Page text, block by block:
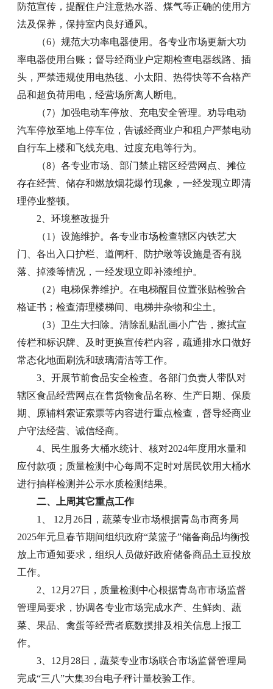
防范宣传，提醒住户注意热水器、煤气等正确的使用方
法及保养，保持室内良好通风。
（6）规范大功率电器使用。各专业市场更新大功
率电器使用台账；督导经商业户定期检查电器线路、插
头，严禁违规使用电热毯、小太阳、热得快等不合格产
品和超负荷用电，经营场所离人断电。
（7）加强电动车停放、充电安全管理。劝导电动
汽车停放至地上停车位，告诫经商业户和租户严禁电动
自行车上楼和飞线充电、过度充电等行为。
（8）各专业市场、部门禁止辖区经营网点、摊位
存在经营、储存和燃放烟花爆竹现象，一经发现立即清
理停业整顿。
2、环境整改提升
（1）设施维护。各专业市场检查辖区内铁艺大
门、各出入口护栏、道闸杆、防护墩等设施是否有脱
落、掉漆等情况，一经发现立即补漆维护。
（2）电梯保养维护。在电梯醒目位置张贴检验合
格证书；检查清理楼梯间、电梯井杂物和尘土。
（3）卫生大扫除。清除乱贴乱画小广告，擦拭宣
传栏和标识牌、及时更换宣传栏内容，疏通排水口做好
常态化地面刷洗和玻璃清洁等工作。
3、开展节前食品安全检查。各部门负责人带队对
辖区食品经营网点在售货物食品名称、生产日期、保质
期、原辅料索证索票等内容进行重点检查，督导经商业
户守法经营、诚信经商。
4、民生服务大桶水统计、核对2024年度用水量和
应付款项；质量检测中心每周不定时对居民饮用大桶水
进行抽样检测并公示水质检测结果。
二、上周其它重点工作
1、 12月26日，蔬菜专业市场根据青岛市商务局
2025年元旦春节期间组织政府“菜篮子”储备商品均衡投
放上市通知要求，组织人员做好政府储备商品土豆投放
工作。
2、12月27日，质量检测中心根据青岛市市场监督
管理局要求，协调各专业市场完成水产、生鲜肉、蔬
菜、果品、禽蛋等经营者底数摸排及相关信息上报工
作。
3、12月28日，蔬菜专业市场联合市场监督管理局
完成“三八”大集39台电子秤计量校验工作。